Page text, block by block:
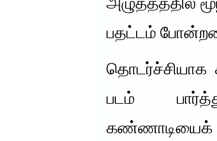
அழுத்தத்தில்
பதட்டம் போன்றவை
தொடர்ச்சியாக
படம்
கண்ணாடியைக்